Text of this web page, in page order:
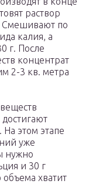
раствор
Смешивают по
калия, а
г. После
концентрат
2-3 кв. метра
этом этапе
уже
нужно
и 30 г
хватит